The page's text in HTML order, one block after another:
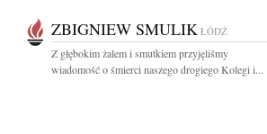
ZBIGNIEW SMULIK ŁÓDŹ
Z głębokim żalem i smutkiem przyjęliśmy
wiadomość o śmierci naszego drogiego Kolegi i...